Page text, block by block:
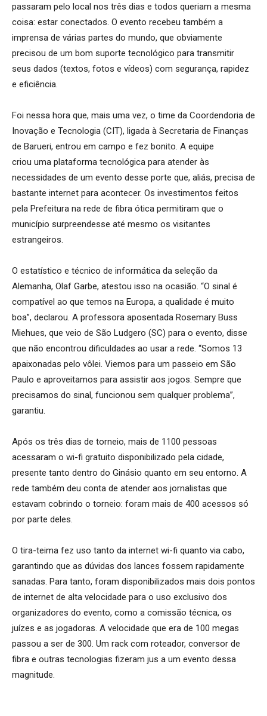
passaram pelo local nos três dias e todos queriam a mesma
coisa: estar conectados. O evento recebeu também a
imprensa de várias partes do mundo, que obviamente
precisou de um bom suporte tecnológico para transmitir
seus dados (textos, fotos e vídeos) com segurança, rapidez
e eficiência.
Foi nessa hora que, mais uma vez, o time da Coordendoria de
Inovação e Tecnologia (CIT), ligada à Secretaria de Finanças
de Barueri, entrou em campo e fez bonito. A equipe
criou uma plataforma tecnológica para atender às
necessidades de um evento desse porte que, aliás, precisa de
bastante internet para acontecer. Os investimentos feitos
pela Prefeitura na rede de fibra ótica permitiram que o
município surpreendesse até mesmo os visitantes
estrangeiros.
O estatístico e técnico de informática da seleção da
Alemanha, Olaf Garbe, atestou isso na ocasião. “O sinal é
compatível ao que temos na Europa, a qualidade é muito
boa”, declarou. A professora aposentada Rosemary Buss
Miehues, que veio de São Ludgero (SC) para o evento, disse
que não encontrou dificuldades ao usar a rede. “Somos 13
apaixonadas pelo vôlei. Viemos para um passeio em São
Paulo e aproveitamos para assistir aos jogos. Sempre que
precisamos do sinal, funcionou sem qualquer problema”,
garantiu.
Após os três dias de torneio, mais de 1100 pessoas
acessaram o wi-fi gratuito disponibilizado pela cidade,
presente tanto dentro do Ginásio quanto em seu entorno. A
rede também deu conta de atender aos jornalistas que
estavam cobrindo o torneio: foram mais de 400 acessos só
por parte deles.
O tira-teima fez uso tanto da internet wi-fi quanto via cabo,
garantindo que as dúvidas dos lances fossem rapidamente
sanadas. Para tanto, foram disponibilizados mais dois pontos
de internet de alta velocidade para o uso exclusivo dos
organizadores do evento, como a comissão técnica, os
juízes e as jogadoras. A velocidade que era de 100 megas
passou a ser de 300. Um rack com roteador, conversor de
fibra e outras tecnologias fizeram jus a um evento dessa
magnitude.